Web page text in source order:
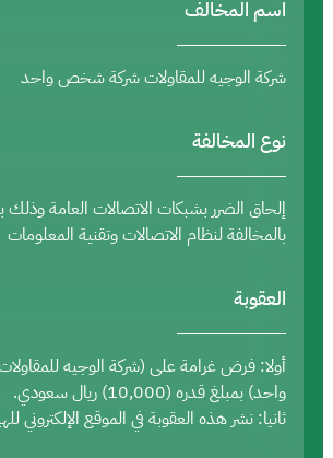
اسم المخالف
شركة الوجيه للمقاولات شركة شخص واحد
نوع المخالفة
إلحاق الضرر بشبكات الاتصالات العامة
بالمخالفة لنظام الاتصالات وتقنية المعلومات
العقوبة
أولا: فرض غرامة على (شركة الوجيه
واحد) بمبلغ قدره (10,000) ريال سعودي.
ثانيا: نشر هذه العقوبة في الموقع الإلكتروني